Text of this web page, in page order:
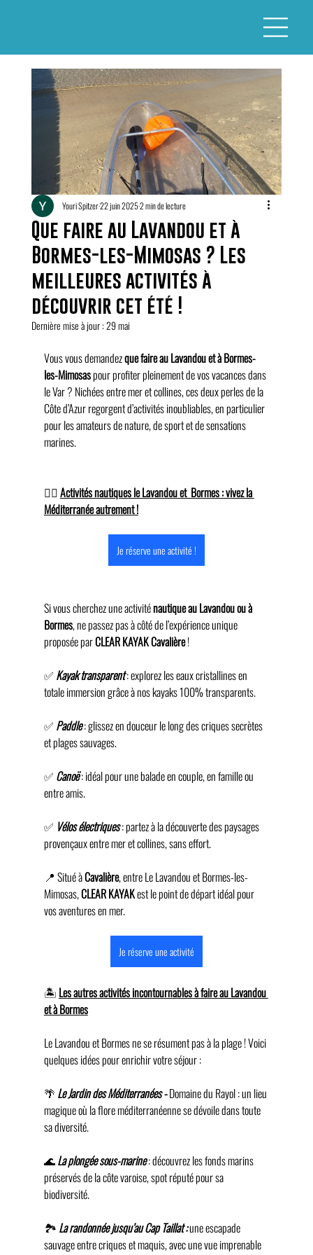
Que faire au Lavandou et à
Bormes-les-Mimosas ? Les
meilleures activités à
découvrir cet été !
Youri Spitzer22 juin 20252 min de lecture
Dernière mise à jour :29 mai
Vous vous demandez que faire au Lavandou et à Bormes-
les-Mimosas pour profiter pleinement de vos vacances dans
le Var ? Nichées entre mer et collines, ces deux perles de la
Côte d’Azur regorgent d’activités inoubliables, en particulier
pour les amateurs de nature, de sport et de sensations
marines.
🚣‍♀️ Activités nautiques le Lavandou et  Bormes : vivez la
Méditerranée autrement !
Je réserve une activité !
Si vous cherchez une activité nautique au Lavandou ou à
Bormes, ne passez pas à côté de l’expérience unique
proposée par CLEAR KAYAK Cavalière !
✅ Kayaktransparent : explorez les eaux cristallines en
totale immersion grâce à nos kayaks 100% transparents.
✅ Paddle : glissez en douceur le long des criques secrètes
et plages sauvages.
✅ Canoë : idéal pour une balade en couple, en famille ou
entre amis.
✅ Vélosélectriques : partez à la découverte des paysages
provençaux entre mer et collines, sans effort.
📍 Situé à Cavalière, entre Le Lavandou et Bormes-les-
Mimosas, CLEARKAYAK est le point de départ idéal pour
vos aventures en mer.
Je réserve une activité
🏝️ Les autres activités incontournables à faire au Lavandou
et à Bormes
Le Lavandou et Bormes ne se résument pas à la plage ! Voici
quelques idées pour enrichir votre séjour :
🌴 Le Jardin des Méditerranées - Domaine du Rayol : un lieu
magique où la flore méditerranéenne se dévoile dans toute
sa diversité.
🌊 La plongée sous-marine : découvrez les fonds marins
préservés de la côte varoise, spot réputé pour sa
biodiversité.
🏞️ La randonnée jusqu’au Cap Taillat : une escapade
sauvage entre criques et maquis, avec une vue imprenable